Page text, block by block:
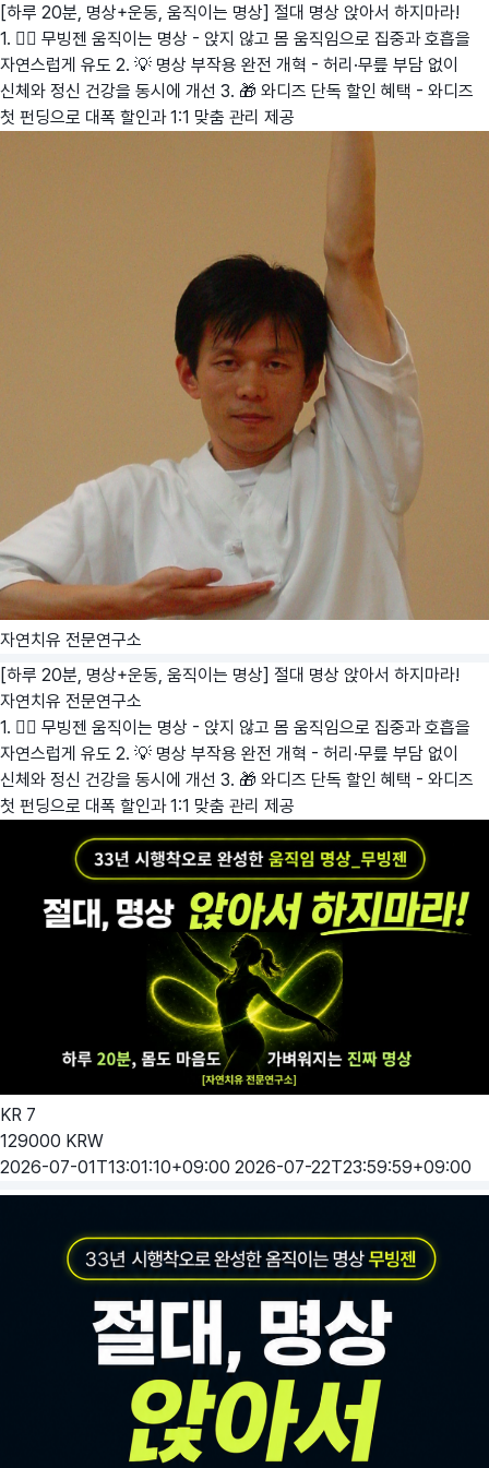
[하루 20분, 명상+운동, 움직이는 명상] 절대 명상 앉아서 하지마라!
1. 🧘‍♂️ 무빙젠 움직이는 명상 - 앉지 않고 몸 움직임으로 집중과 호흡을
자연스럽게 유도 2. 💡 명상 부작용 완전 개혁 - 허리·무릎 부담 없이
신체와 정신 건강을 동시에 개선 3. 🎁 와디즈 단독 할인 혜택 - 와디즈
첫 펀딩으로 대폭 할인과 1:1 맞춤 관리 제공
자연치유 전문연구소
[하루 20분, 명상+운동, 움직이는 명상] 절대 명상 앉아서 하지마라!
자연치유 전문연구소
1. 🧘‍♂️ 무빙젠 움직이는 명상 - 앉지 않고 몸 움직임으로 집중과 호흡을
자연스럽게 유도 2. 💡 명상 부작용 완전 개혁 - 허리·무릎 부담 없이
신체와 정신 건강을 동시에 개선 3. 🎁 와디즈 단독 할인 혜택 - 와디즈
첫 펀딩으로 대폭 할인과 1:1 맞춤 관리 제공
KR 7
129000 KRW
2026-07-01T13:01:10+09:00 2026-07-22T23:59:59+09:00